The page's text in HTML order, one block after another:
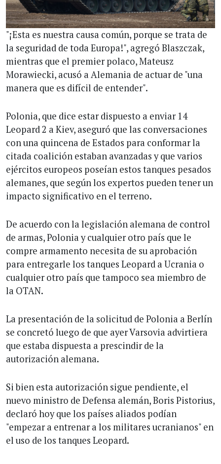
"¡Esta es nuestra causa común, porque se trata de
la seguridad de toda Europa!", agregó Blaszczak,
mientras que el premier polaco, Mateusz
Morawiecki, acusó a Alemania de actuar de "una
manera que es difícil de entender".
Polonia, que dice estar dispuesto a enviar 14
Leopard 2 a Kiev, aseguró que las conversaciones
con una quincena de Estados para conformar la
citada coalición estaban avanzadas y que varios
ejércitos europeos poseían estos tanques pesados
alemanes, que según los expertos pueden tener un
impacto significativo en el terreno.
De acuerdo con la legislación alemana de control
de armas, Polonia y cualquier otro país que le
compre armamento necesita de su aprobación
para entregarle los tanques Leopard a Ucrania o
cualquier otro país que tampoco sea miembro de
la OTAN.
La presentación de la solicitud de Polonia a Berlín
se concretó luego de que ayer Varsovia advirtiera
que estaba dispuesta a prescindir de la
autorización alemana.
Si bien esta autorización sigue pendiente, el
nuevo ministro de Defensa alemán, Boris Pistorius,
declaró hoy que los países aliados podían
"empezar a entrenar a los militares ucranianos" en
el uso de los tanques Leopard.